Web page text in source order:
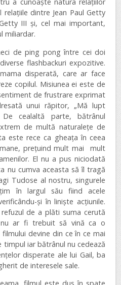
a cunoaște natura relațiilor
dintre Jean Paul Getty
III și, cel mai important,
miliardar.
de ping pong între cei doi
flashbackuri expozitive.
disperată, care ar face
copilul. Misiunea ei este de
de frustrare exprimat
unui răpitor, „Mă lupt
cealaltă parte, bătrânul
de multă naturalețe de
este rece ca gheața în ceea
prețuind mult mai mult
El nu a pus niciodată
nu cumva aceasta să îl tragă
Tudose al nostru, singurele
în largul său fiind acele
și în liniște acțiunile.
de a plăti suma cerută
ar fi trebuit să vină ca o
devine din ce în ce mai
iar bătrânul nu cedează
disperate ale lui Gail, ba
de interesele sale.